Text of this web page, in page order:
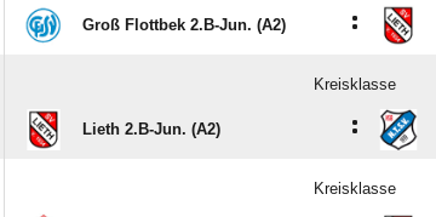
Groß Flottbek 2.B-Jun. (A2) :
Kreisklasse
Lieth 2.B-Jun. (A2) :
Kreisklasse